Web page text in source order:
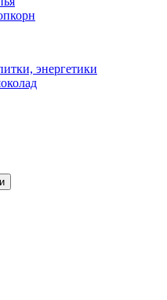
энергетики